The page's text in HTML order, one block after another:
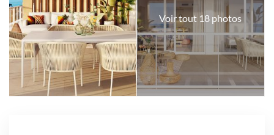
Voir tout 18 photos